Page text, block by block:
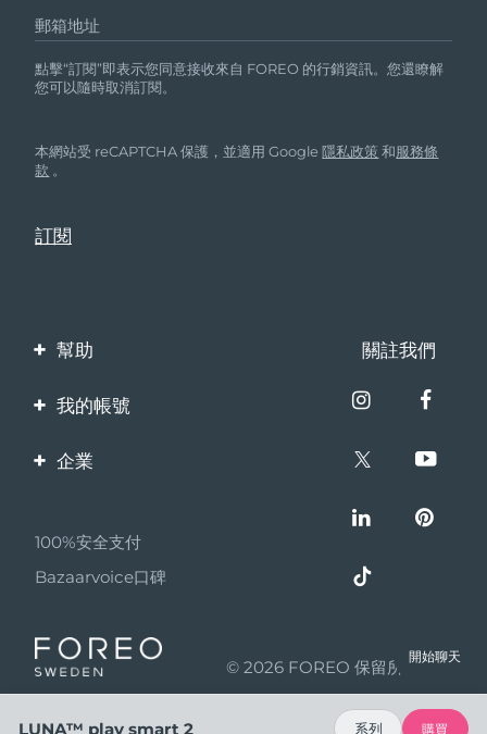
郵箱地址
點擊“訂閱”即表示您同意接收來自 FOREO 的行銷資訊。您還瞭解
您可以隨時取消訂閱。
本網站受 reCAPTCHA 保護，並適用 Google隱私政策 和服務條
款 。
幫助
聯繫我們
保修與退換貨
關註我們
我的帳號
產品註冊
企業
夥伴計畫
聯盟新聞
成為合作夥伴
100%安全支付
Bazaarvoice口碑
© 2026 FOREO 保留所有權利
開始聊天
LUNA™ play smart 2 系列 購買